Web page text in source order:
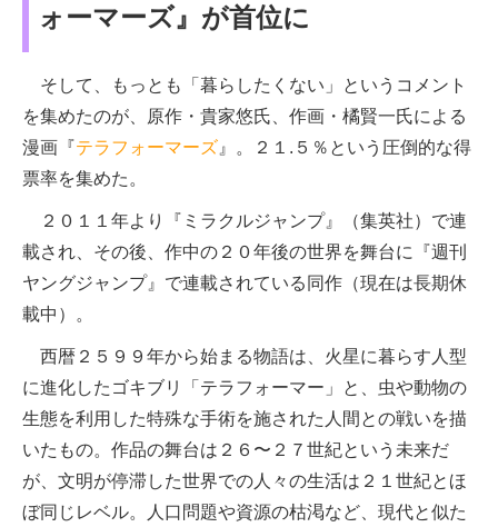
ォーマーズ』が首位に
そして、もっとも「暮らしたくない」というコメント
を集めたのが、原作・貴家悠氏、作画・橘賢一氏による
漫画『テラフォーマーズ 』。２１.５％という圧倒的な得
票率を集めた。
２０１１年より『ミラクルジャンプ』（集英社）で連
載され、その後、作中の２０年後の世界を舞台に『週刊
ヤングジャンプ』で連載されている同作（現在は長期休
載中）。
西暦２５９９年から始まる物語は、火星に暮らす人型
に進化したゴキブリ「テラフォーマー」と、虫や動物の
生態を利用した特殊な手術を施された人間との戦いを描
いたもの。作品の舞台は２６〜２７世紀という未来だ
が、文明が停滞した世界での人々の生活は２１世紀とほ
ぼ同じレベル。人口問題や資源の枯渇など、現代と似た